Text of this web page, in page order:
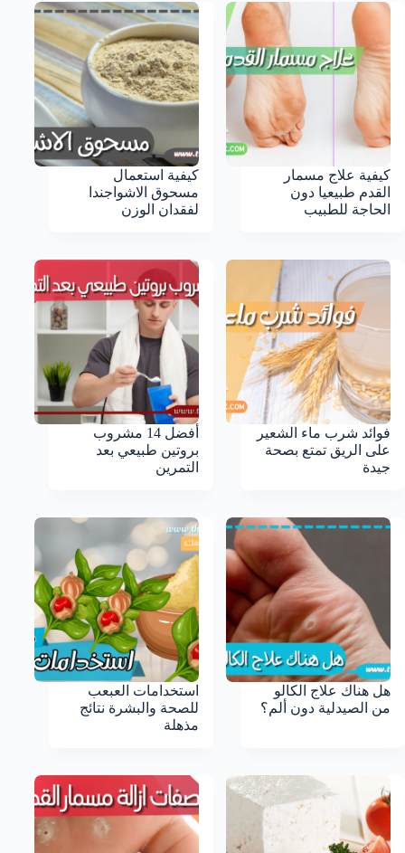
كيفية علاج مسمار
القدم طبيعيا دون
الحاجة للطبيب
كيفية استعمال
مسحوق الاشواجندا
لفقدان الوزن
فوائد شرب ماء الشعير
على الريق تمتع بصحة
جيدة
أفضل 14 مشروب
بروتين طبيعي بعد
التمرين
هل هناك علاج الكالو
من الصيدلية دون ألم؟
استخدامات العبعب
للصحة والبشرة نتائج
مذهلة